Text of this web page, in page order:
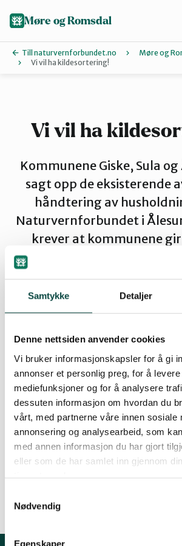
Samtykke Detaljer
Denne nettsiden anvender cookies
Vi bruker informasjonskapsler for å gi
annonser et personlig preg, for å
mediefunksjoner og for å analysere
dessuten informasjon om hvordan du
vårt, med partnerne våre innen sosiale
annonsering og analysearbeid, som
med annen informasjon du har gjort
eller som de har samlet inn gjennom
Nødvendig
Egenskaper
Kristiansund og Averøy
Ørsta og Volda
Rauma
Tingvoll
Møre og Romsdal
Till naturvernforbundet.no Møre og
Vi vil ha kildesortering!
Vi vil ha
Kommunene Giske, Sula
sagt opp de eksisterende
håndtering av
Naturvernforbundet i
krever at kommunene
kildesortering, og at det
forbrenning.
By Artikkelimportør
10.03.2005 16:15
Hildur Rødstøl kan kontaktes på
94.
Les brevet til Giske, Sula og